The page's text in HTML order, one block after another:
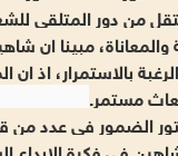
من دور المتلقي
مبينا ان
بالاستمرار، اذ ان
مستمر.
الضمور في عدد من
في فكرة الابداع